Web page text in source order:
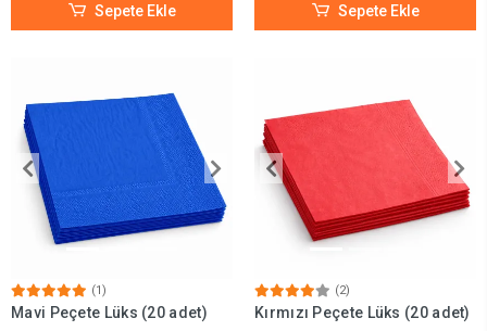
Sepete Ekle Sepete Ekle
(1)
Mavi Peçete Lüks (20 adet)
(2)
Kırmızı Peçete Lüks (20 adet)